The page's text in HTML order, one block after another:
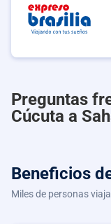
Preguntas
Cúcuta a
Beneficios
Miles de personas